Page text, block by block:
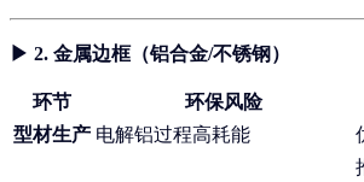
▶ 2. 金属边框（铝合金/不锈钢）
环节
环保风险
型材生产 电解铝过程高耗能